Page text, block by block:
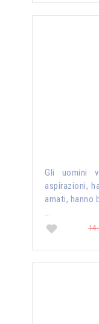
Gli uomini
aspirazioni,
amati, hanno
…